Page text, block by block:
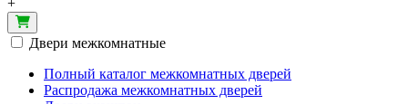
+
Двери межкомнатные
Полный каталог межкомнатных дверей
Распродажа межкомнатных дверей